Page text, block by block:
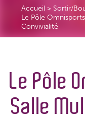
Accueil > Sortir/
Le Pôle
Convivialité
Le Pôle
Salle